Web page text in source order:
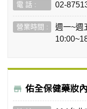
02-
週一~週
佑全保健藥妝